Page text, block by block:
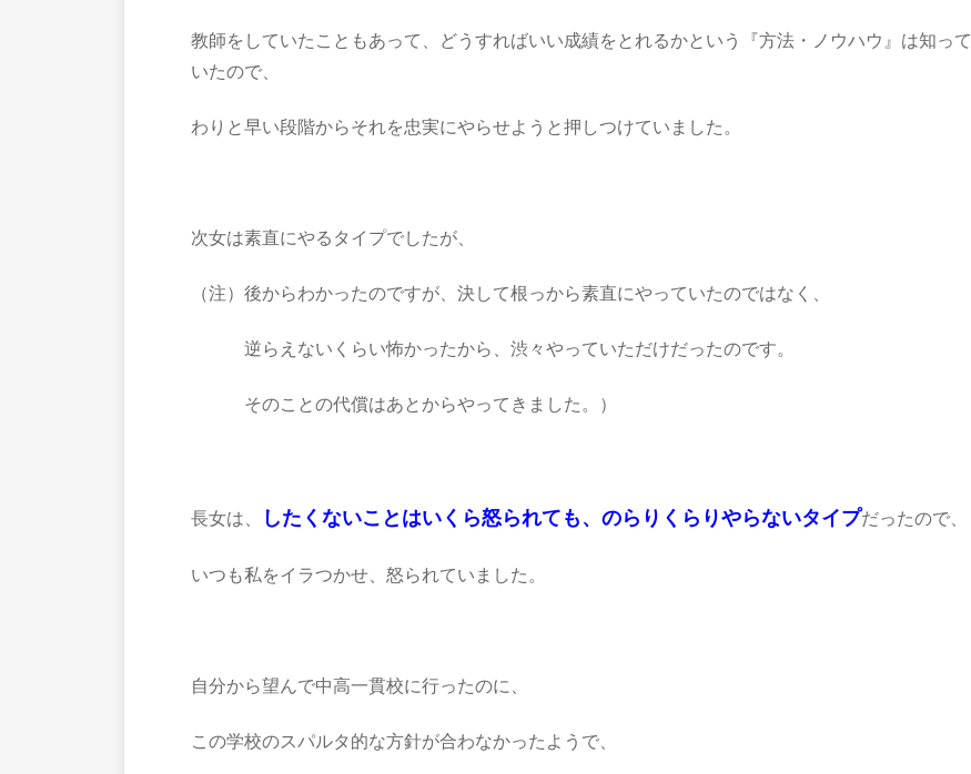
教師をしていたこともあって、どうすればいい成績をとれるかという『方法・ノウハウ』は知って
いたので、
わりと早い段階からそれを忠実にやらせようと押しつけていました。
次女は素直にやるタイプでしたが、
（注）後からわかったのですが、決して根っから素直にやっていたのではなく、
逆らえないくらい怖かったから、渋々やっていただけだったのです。
そのことの代償はあとからやってきました。）
長女は、 したくないことはいくら怒られても、のらりくらりやらないタイプだったので、
いつも私をイラつかせ、怒られていました。
自分から望んで中高一貫校に行ったのに、
この学校のスパルタ的な方針が合わなかったようで、